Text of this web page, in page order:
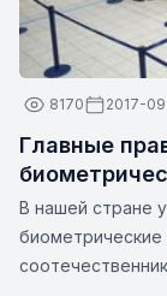
8170 2017-
Главные
В нашей стране